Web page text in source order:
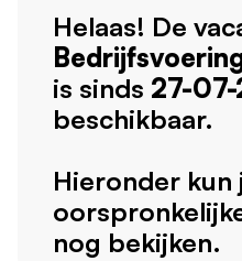
Helaas! De
is sinds 27-
beschikbaar.
Hieronder kun
nog bekijken.